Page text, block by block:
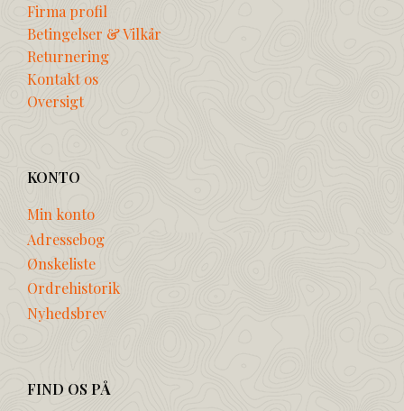
Firma profil
Betingelser & Vilkår
Returnering
Kontakt os
Oversigt
KONTO
Min konto
Adressebog
Ønskeliste
Ordrehistorik
Nyhedsbrev
FIND OS PÅ